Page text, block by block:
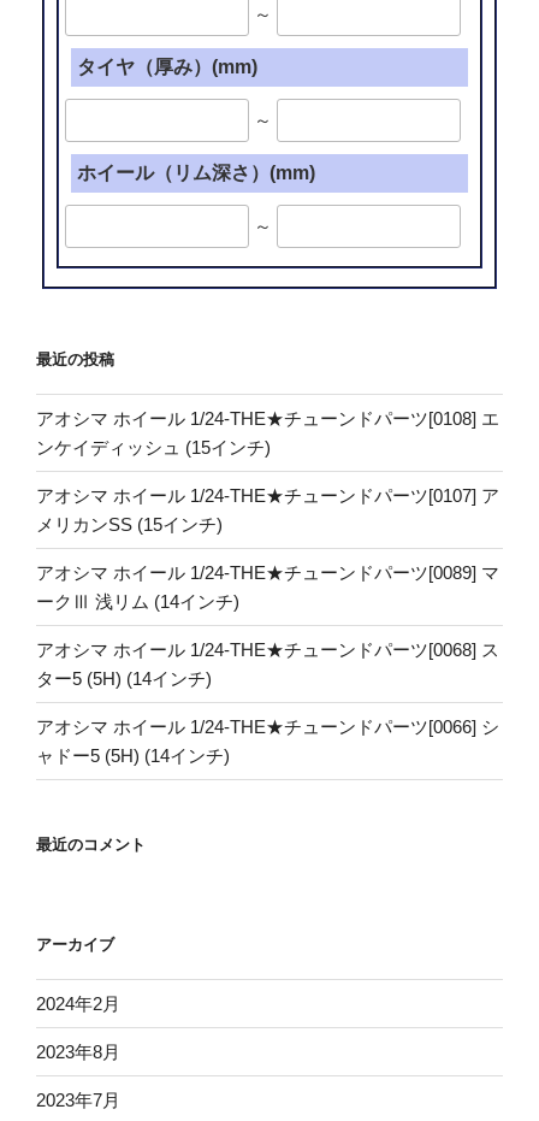
～
タイヤ（厚み）(mm)
～
ホイール（リム深さ）(mm)
～
最近の投稿
アオシマ ホイール 1/24-THE★チューンドパーツ[0108] エ
ンケイディッシュ (15インチ)
アオシマ ホイール 1/24-THE★チューンドパーツ[0107] ア
メリカンSS (15インチ)
アオシマ ホイール 1/24-THE★チューンドパーツ[0089] マ
ークⅢ 浅リム (14インチ)
アオシマ ホイール 1/24-THE★チューンドパーツ[0068] ス
ター5 (5H) (14インチ)
アオシマ ホイール 1/24-THE★チューンドパーツ[0066] シ
ャドー5 (5H) (14インチ)
最近のコメント
アーカイブ
2024年2月
2023年8月
2023年7月